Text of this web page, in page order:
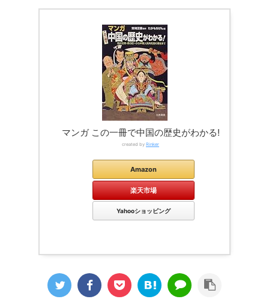
マンガ この一冊で中国の歴史がわかる!
created by Rinker
Amazon
楽天市場
Yahooショッピング